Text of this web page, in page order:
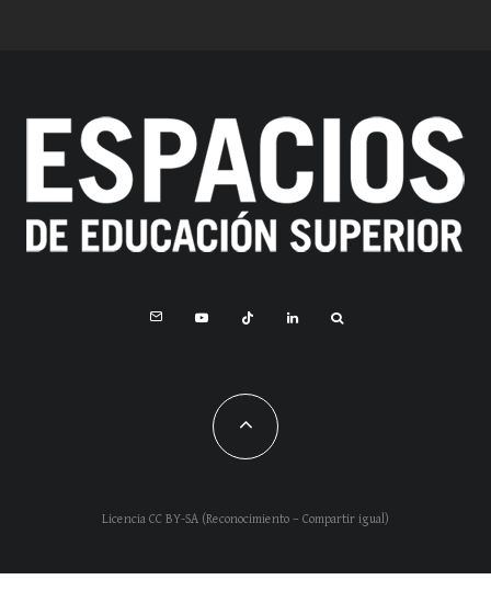
Licencia CC BY-SA (Reconocimiento – Compartir igual)